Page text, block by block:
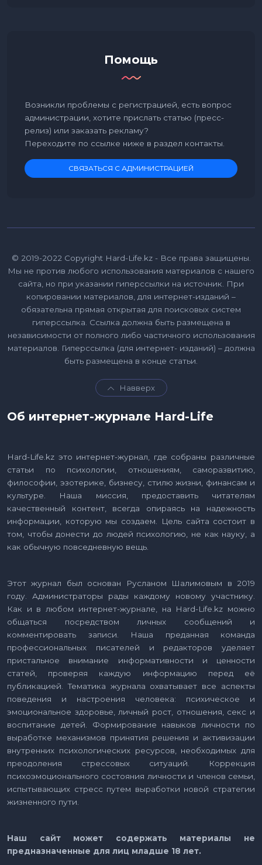
Помощь
Возникли проблемы с регистрацией, есть вопрос
администрации, хотите прислать статью (пресс-
релиз) или заказать рекламу?
Переходите по ссылке ниже в раздел контакты.
СВЯЗАТЬСЯ С АДМИНИСТРАЦИЕЙ
© 2019-2022 Copyright Hard-Life.kz - Все права защищены.
Мы не против любого использования материалов с нашего
сайта, но при указании гиперссылки на источник. При
копировании материалов, для интернет-изданий –
обязательна прямая открытая для поисковых систем
гиперссылка. Ссылка должна быть размещена в
независимости от полного либо частичного использования
материалов. Гиперссылка (для интернет- изданий) – должна
быть размещена в конце статьи.
Навверх
Об интернет-журнале Hard-Life
Hard-Life.kz это интернет-журнал, где собраны различные
статьи по психологии, отношениям, саморазвитию,
философии, эзотерике, бизнесу, стилю жизни, финансам и
культуре. Наша миссия, предоставить читателям
качественный контент, всегда опираясь на надежность
информации, которую мы создаем. Цель сайта состоит в
том, чтобы донести до людей психологию, не как науку, а
как обычную повседневную вещь.
Этот журнал был основан Русланом Шалимовым в 2019
году. Администраторы рады каждому новому участнику.
Как и в любом интернет-журнале, на Hard-Life.kz можно
общаться посредством личных сообщений и
комментировать записи. Наша преданная команда
профессиональных писателей и редакторов уделяет
пристальное внимание информативности и ценности
статей, проверяя каждую информацию перед её
публикацией. Тематика журнала охватывает все аспекты
поведения и настроения человека: психическое и
эмоциональное здоровье, личный рост, отношения, секс и
воспитание детей. Формирование навыков личности по
выработке механизмов принятия решения и активизации
внутренних психологических ресурсов, необходимых для
преодоления стрессовых ситуаций. Коррекция
психоэмоционального состояния личности и членов семьи,
испытывающих стресс путем выработки новой стратегии
жизненного пути.
Наш сайт может содержать материалы не
предназначенные для лиц младше 18 лет.